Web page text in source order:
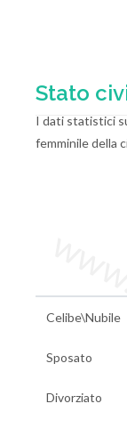
Stato
I dati statistici
femminile della
Celibe\Nubile
Sposato
Divorziato